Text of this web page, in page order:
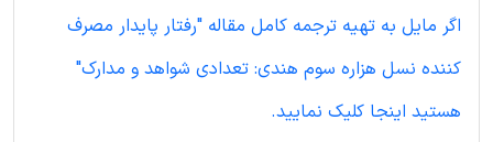
اگر مایل به تهیه ترجمه کامل مقاله "رفتار پایدار مصرف
کننده نسل هزاره سوم هندی: تعدادی شواهد و مدارک"
هستید اینجا کلیک نمایید.